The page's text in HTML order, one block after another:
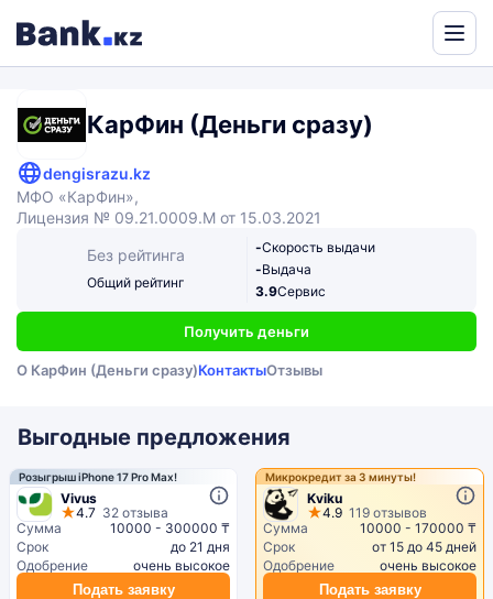
КарФин (Деньги сразу)
dengisrazu.kz
МФО «КарФин»,
Лицензия № 09.21.0009.М от 15.03.2021
Без рейтинга
Общий рейтинг
-Скорость выдачи
-Выдача
3.9Сервис
Получить деньги
О КарФин (Деньги сразу)КонтактыОтзывы
Выгодные предложения
Розыгрыш iPhone 17 Pro Max!
Vivus
4.7 32 отзыва
Сумма
10000 - 300000 ₸
Срок
до 21 дня
Одобрение
очень высокое
Подать заявку
Микрокредит за 3 минуты!
Kviku
4.9 119 отзывов
Сумма
10000 - 170000 ₸
Срок
от 15 до 45 дней
Одобрение
очень высокое
Подать заявку